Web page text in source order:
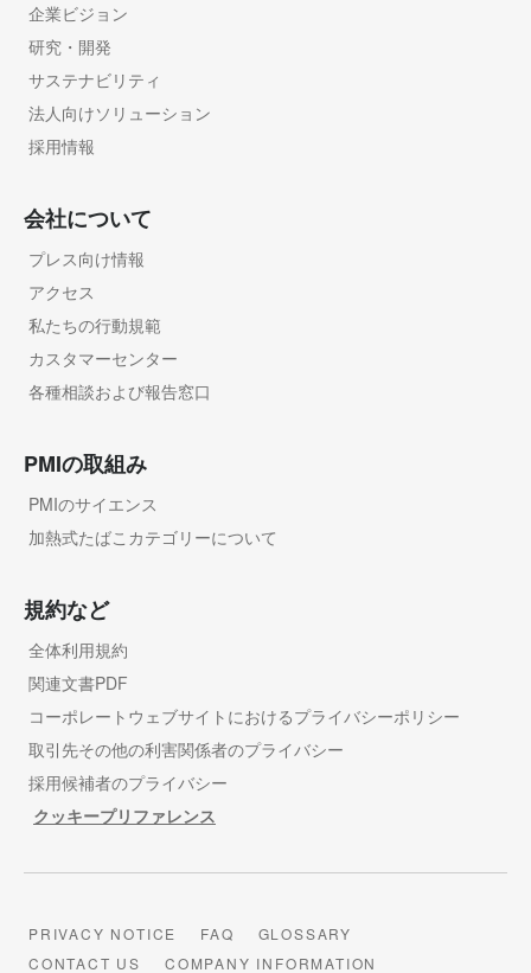
企業ビジョン
研究・開発
サステナビリティ
法人向けソリューション
採用情報
会社について
プレス向け情報
アクセス
私たちの行動規範
カスタマーセンター
各種相談および報告窓口
PMIの取組み
PMIのサイエンス
加熱式たばこカテゴリーについて
規約など
全体利用規約
関連文書PDF
コーポレートウェブサイトにおけるプライバシーポリシー
取引先その他の利害関係者のプライバシー
採用候補者のプライバシー
クッキープリファレンス
PRIVACY NOTICE FAQ
GLOSSARY
CONTACT US
COMPANY INFORMATION